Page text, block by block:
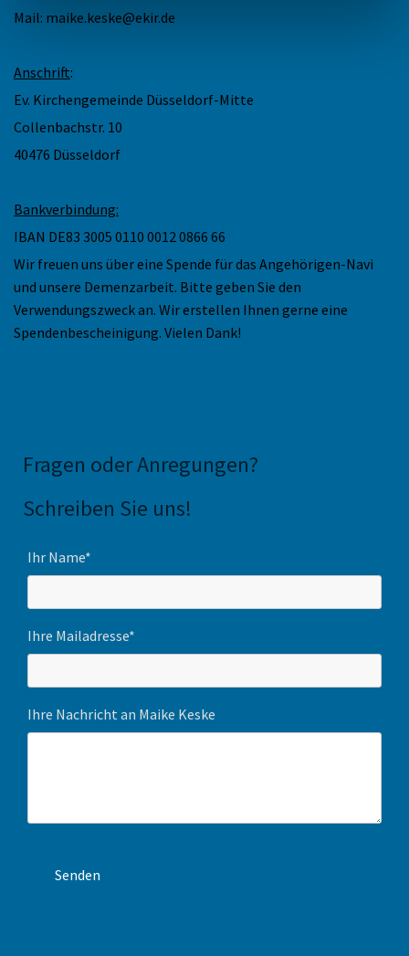
Mail: maike.keske@ekir.de
Anschrift:
Ev. Kirchengemeinde Düsseldorf-Mitte
Collenbachstr. 10
40476 Düsseldorf
Bankverbindung:
IBAN DE83 3005 0110 0012 0866 66
Wir freuen uns über eine Spende für das Angehörigen-Navi
und unsere Demenzarbeit. Bitte geben Sie den
Verwendungszweck an. Wir erstellen Ihnen gerne eine
Spendenbescheinigung. Vielen Dank!
Fragen oder Anregungen?
Schreiben Sie uns!
Ihr Name*
Ihre Mailadresse*
Ihre Nachricht an Maike Keske